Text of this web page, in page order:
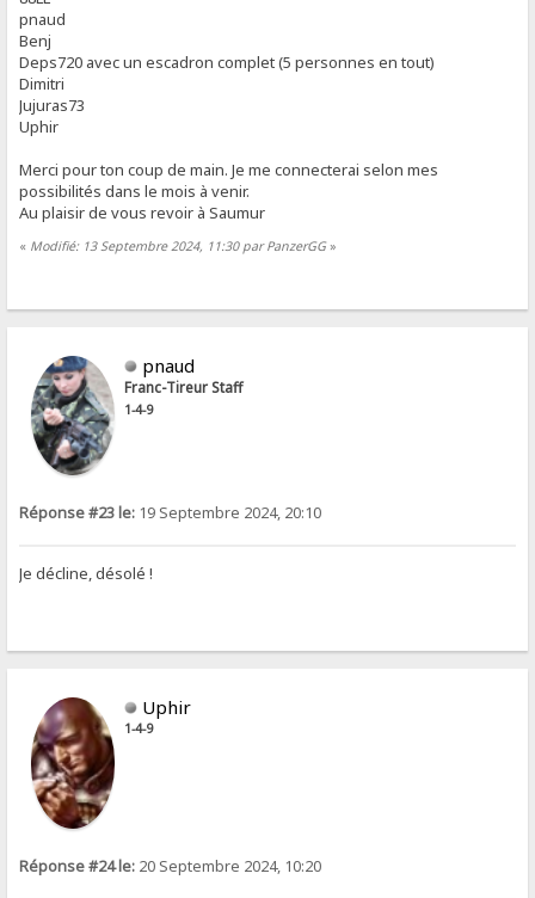
pnaud
Benj
Deps720 avec un escadron complet (5 personnes en tout)
Dimitri
Jujuras73
Uphir
Merci pour ton coup de main. Je me connecterai selon mes
possibilités dans le mois à venir.
Au plaisir de vous revoir à Saumur
« Modifié: 13 Septembre 2024, 11:30 par PanzerGG»
pnaud
Franc-Tireur Staff
1-4-9
Réponse #23 le: 19 Septembre 2024, 20:10
Je décline, désolé !
Uphir
1-4-9
Réponse #24 le: 20 Septembre 2024, 10:20